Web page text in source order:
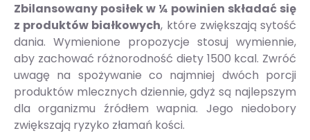
Zbilansowany posiłek w ¼ powinien składać się
z produktów białkowych, które zwiększają sytość
dania. Wymienione propozycje stosuj wymiennie,
aby zachować różnorodność diety 1500 kcal. Zwróć
uwagę na spożywanie co najmniej dwóch porcji
produktów mlecznych dziennie, gdyż są najlepszym
dla organizmu źródłem wapnia. Jego niedobory
zwiększają ryzyko złamań kości.